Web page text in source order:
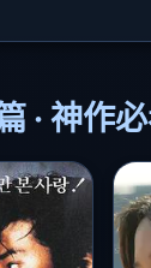
· 神作